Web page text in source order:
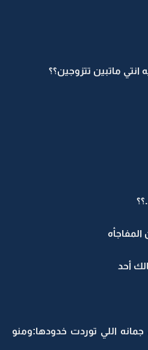
ماتبين تتزوجين؟؟
أحد
اللي توردت خدودها:ومنو